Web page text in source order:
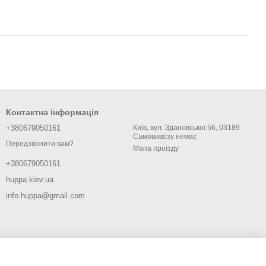
Контактна інформація
+380679050161
Передзвонити вам?
+380679050161
huppa.kiev.ua
info.huppa@gmail.com
Київ, вул. Здановської 56, 03189
Самовивозу немає
Мапа проїзду